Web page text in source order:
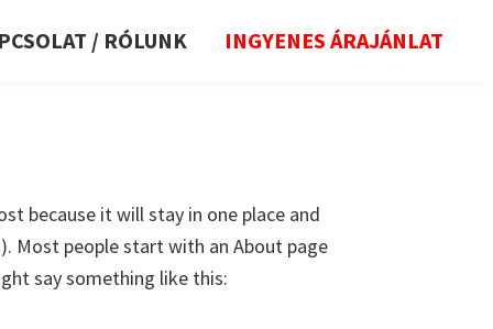
/ RÓLUNK INGYENES ÁRAJÁNLAT
because it will stay in one place and
Most people start with an About page
say something like this: